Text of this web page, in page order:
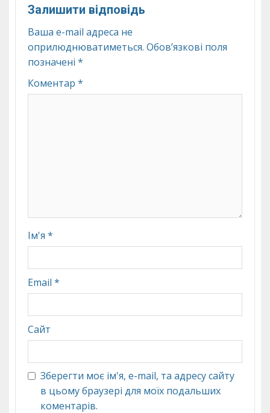
Залишити відповідь
Ваша e-mail адреса не
оприлюднюватиметься. Обов’язкові поля
позначені *
Коментар *
Ім'я *
Email *
Сайт
Зберегти моє ім'я, e-mail, та адресу сайту
в цьому браузері для моїх подальших
коментарів.